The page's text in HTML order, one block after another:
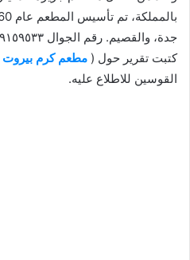
كتبت تقرير حول ( مطعم كرم بيروت
القوسين للاطلاع عليه.